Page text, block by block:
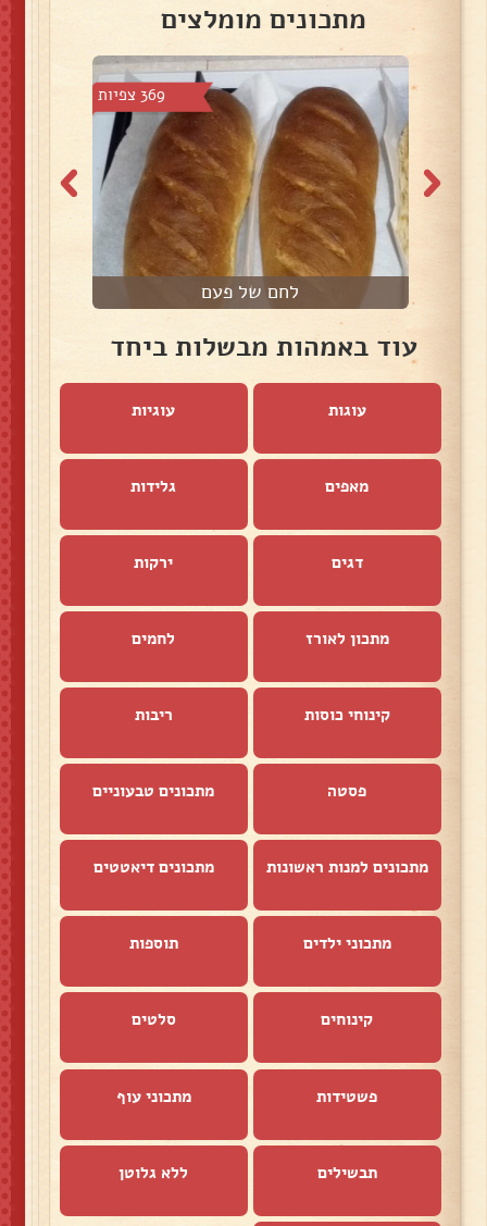
מתכונים מומלצים
369 צפיות
לחם של פעם
עוד באמהות מבשלות ביחד
עוגות עוגיות
מאפים גלידות
דגים ירקות
מתכון לאורז לחמים
קינוחי כוסות ריבות
פסטה מתכונים טבעוניים
מתכונים למנות ראשונות מתכונים דיאטטים
מתכוני ילדים תוספות
קינוחים סלטים
פשטידות מתכוני עוף
תבשילים ללא גלוטן